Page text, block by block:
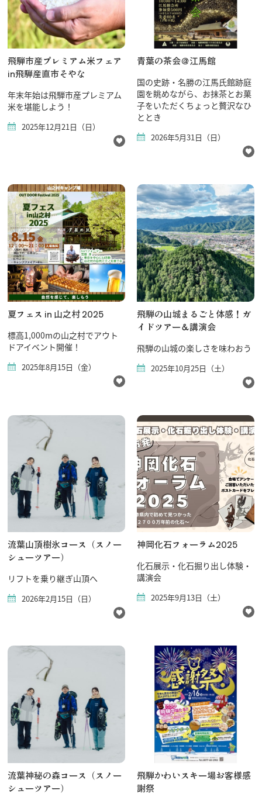
飛騨市産プレミアム米フェア
in飛騨産直市そやな
年末年始は飛騨市産プレミアム
米を堪能しよう！
2025年12月21日（日）
青葉の茶会＠江馬館
国の史跡・名勝の江馬氏館跡庭
園を眺めながら、お抹茶とお菓
子をいただくちょっと贅沢なひ
ととき​
2026年5月31日（日）
夏フェス in 山之村 2025
標高1,000mの山之村でアウト
ドアイベント開催！
2025年8月15日（金）
飛騨の山城まるごと体感！ガ
イドツアー＆講演会
飛騨の山城の楽しさを味わおう
2025年10月25日（土）
流葉山頂樹氷コース（スノー
シューツアー）
リフトを乗り継ぎ山頂へ
2026年2月15日（日）
神岡化石フォーラム2025
化石展示・化石掘り出し体験・
講演会
2025年9月13日（土）
流葉神秘の森コース（スノー
シューツアー）
飛騨かわいスキー場お客様感
謝祭